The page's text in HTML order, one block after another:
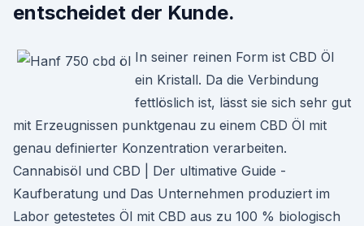
entscheidet der Kunde.
In seiner reinen Form ist CBD Öl
ein Kristall. Da die Verbindung
fettlöslich ist, lässt sie sich sehr gut
mit Erzeugnissen punktgenau zu einem CBD Öl mit
genau definierter Konzentration verarbeiten.
Cannabisöl und CBD | Der ultimative Guide -
Kaufberatung und Das Unternehmen produziert im
Labor getestetes Öl mit CBD aus zu 100 % biologisch